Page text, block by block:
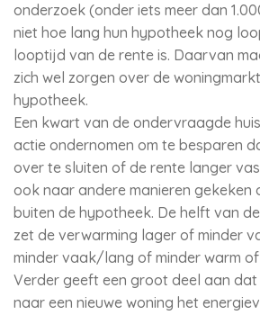
onderzoek (onder iets meer dan
niet hoe lang hun hypotheek nog
looptijd van de rente is. Daarvan
zich wel zorgen over de
hypotheek.
Een kwart van de ondervraagde
actie ondernomen om te besparen
over te sluiten of de rente langer
ook naar andere manieren gekeken
buiten de hypotheek. De helft van
zet de verwarming lager of minder
minder vaak/lang of minder warm
Verder geeft een groot deel aan dat
naar een nieuwe woning het